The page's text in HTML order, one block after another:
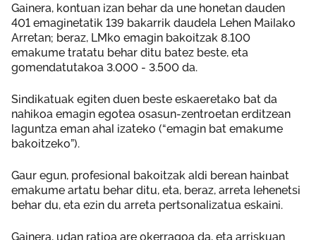
Gainera, kontuan izan behar da une honetan dauden
401 emaginetatik 139 bakarrik daudela Lehen Mailako
Arretan; beraz, LMko emagin bakoitzak 8.100
emakume tratatu behar ditu batez beste, eta
gomendatutakoa 3.000 - 3.500 da.
Sindikatuak egiten duen beste eskaeretako bat da
nahikoa emagin egotea osasun-zentroetan erditzean
laguntza eman ahal izateko (“emagin bat emakume
bakoitzeko”).
Gaur egun, profesional bakoitzak aldi berean hainbat
emakume artatu behar ditu, eta, beraz, arreta lehenetsi
behar du, eta ezin du arreta pertsonalizatua eskaini.
Gainera, udan ratioa are okerragoa da, eta arriskuan